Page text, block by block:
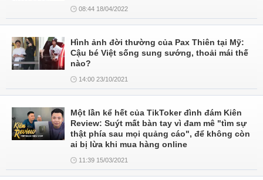
08:44 18/04/2022
Hình ảnh đời thường của Pax Thiên tại Mỹ:
Cậu bé Việt sống sung sướng, thoải mái thế
nào?
14:00 23/10/2021
Một lần kể hết của TikToker đình đám Kiên
Review: Suýt mất bàn tay vì đam mê "tìm sự
thật phía sau mọi quảng cáo", để không còn
ai bị lừa khi mua hàng online
11:39 15/03/2021